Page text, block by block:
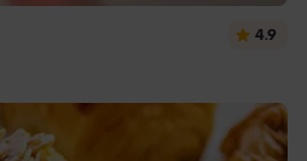
4.9